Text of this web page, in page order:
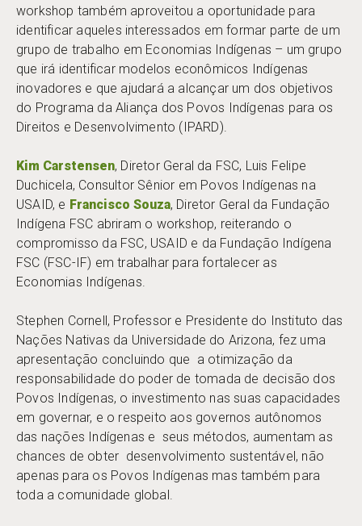
workshop também aproveitou a oportunidade para
identificar aqueles interessados em formar parte de um
grupo de trabalho em Economias Indígenas – um grupo
que irá identificar modelos econômicos Indígenas
inovadores e que ajudará a alcançar um dos objetivos
do Programa da Aliança dos Povos Indígenas para os
Direitos e Desenvolvimento (IPARD).
Kim Carstensen, Diretor Geral da FSC, Luis Felipe
Duchicela, Consultor Sênior em Povos Indígenas na
USAID, e Francisco Souza, Diretor Geral da Fundação
Indígena FSC abriram o workshop, reiterando o
compromisso da FSC, USAID e da Fundação Indígena
FSC (FSC-IF) em trabalhar para fortalecer as
Economias Indígenas.
Stephen Cornell, Professor e Presidente do Instituto das
Nações Nativas da Universidade do Arizona, fez uma
apresentação concluindo que a otimização da
responsabilidade do poder de tomada de decisão dos
Povos Indígenas, o investimento nas suas capacidades
em governar, e o respeito aos governos autônomos
das nações Indígenas e seus métodos, aumentam as
chances de obter desenvolvimento sustentável, não
apenas para os Povos Indígenas mas também para
toda a comunidade global.